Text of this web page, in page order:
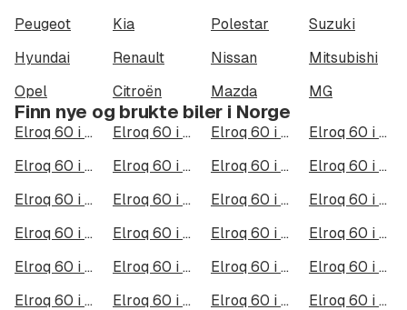
Peugeot
Kia Polestar
Suzuki
Hyundai
Renault Nissan
Mitsubishi
Opel
Citroën Mazda MG
Finn nye og brukte biler i Norge
Elroq 60 i Oslo Elroq 60 i Bergen Elroq 60 i Trondheim
Elroq 60 i Stavanger
Elroq 60 i Kristiansand
Elroq 60 i Fredrikstad Elroq 60 i Drammen
Elroq 60 i Skien
Elroq 60 i Tromsø
Elroq 60 i Ålesund Elroq 60 i Moss
Elroq 60 i Porsgrunn
Elroq 60 i Bodø
Elroq 60 i Arendal Elroq 60 i Hamar
Elroq 60 i Larvik
Elroq 60 i Halden
Elroq 60 i Lillehammer Elroq 60 i Molde
Elroq 60 i Kongsberg
Elroq 60 i Harstad
Elroq 60 i Gjøvik Elroq 60 i Sarpsborg
Elroq 60 i Sandefjord